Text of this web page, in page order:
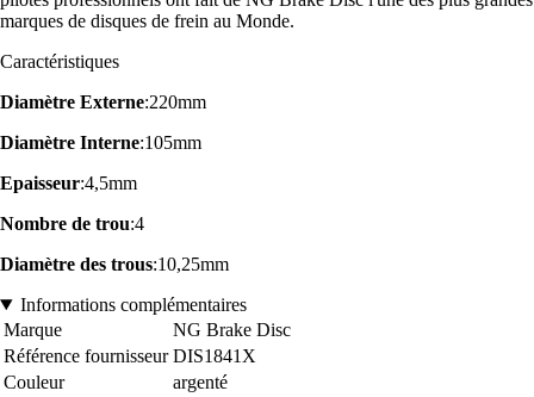
marques de disques de frein au Monde.
Caractéristiques
Diamètre Externe:220mm
Diamètre Interne:105mm
Epaisseur:4,5mm
Nombre de trou:4
Diamètre des trous:10,25mm
Informations complémentaires
Marque
NG Brake Disc
Référence fournisseur DIS1841X
Couleur
argenté